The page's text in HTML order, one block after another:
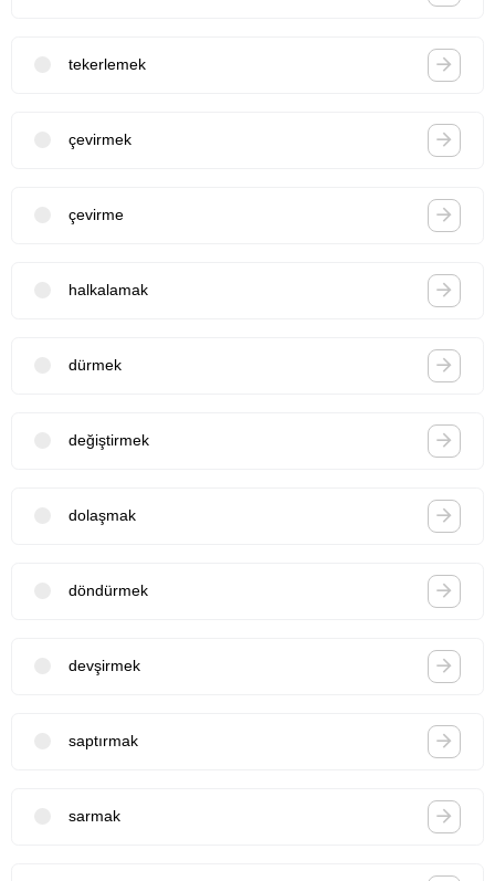
tekerlemek
çevirmek
çevirme
halkalamak
dürmek
değiştirmek
dolaşmak
döndürmek
devşirmek
saptırmak
sarmak